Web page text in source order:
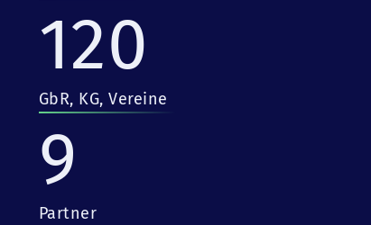
120
GbR, KG, Vereine
9
Partner